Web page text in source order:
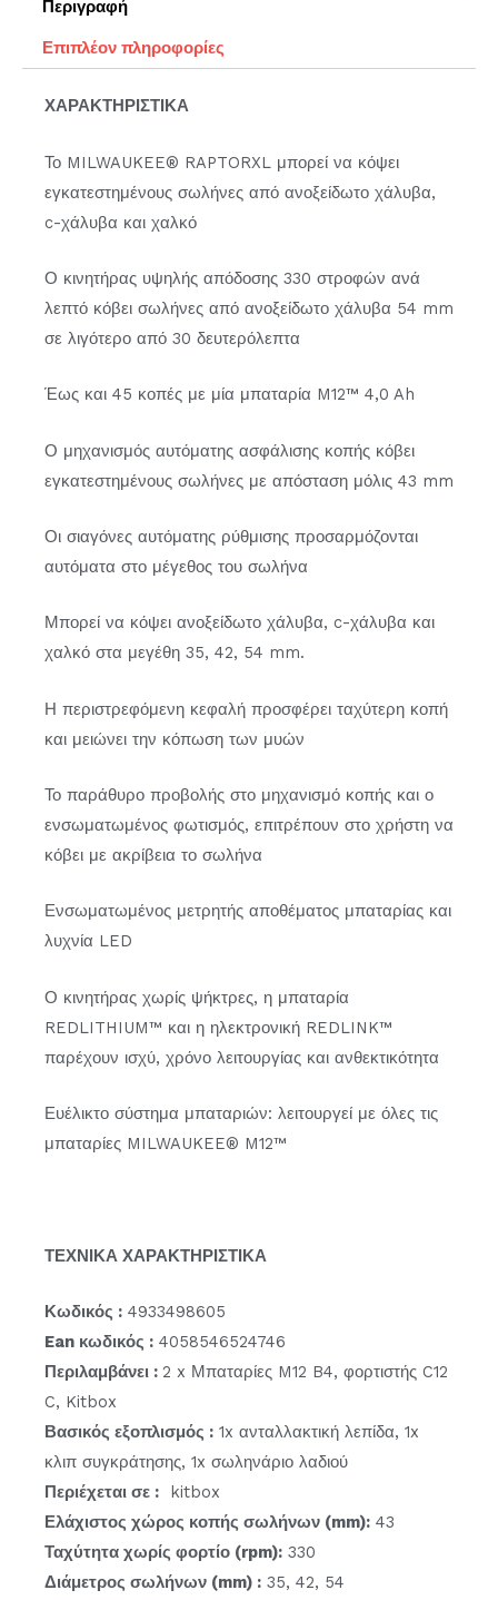
Περιγραφή
Επιπλέον πληροφορίες
ΧΑΡΑΚΤΗΡΙΣΤΙΚΑ
Το MILWAUKEE® RAPTORXL μπορεί να κόψει
εγκατεστημένους σωλήνες από ανοξείδωτο χάλυβα,
c-χάλυβα και χαλκό
Ο κινητήρας υψηλής απόδοσης 330 στροφών ανά
λεπτό κόβει σωλήνες από ανοξείδωτο χάλυβα 54 mm
σε λιγότερο από 30 δευτερόλεπτα
Έως και 45 κοπές με μία μπαταρία M12™ 4,0 Ah
Ο μηχανισμός αυτόματης ασφάλισης κοπής κόβει
εγκατεστημένους σωλήνες με απόσταση μόλις 43 mm
Οι σιαγόνες αυτόματης ρύθμισης προσαρμόζονται
αυτόματα στο μέγεθος του σωλήνα
Μπορεί να κόψει ανοξείδωτο χάλυβα, c-χάλυβα και
χαλκό στα μεγέθη 35, 42, 54 mm.
Η περιστρεφόμενη κεφαλή προσφέρει ταχύτερη κοπή
και μειώνει την κόπωση των μυών
Το παράθυρο προβολής στο μηχανισμό κοπής και ο
ενσωματωμένος φωτισμός, επιτρέπουν στο χρήστη να
κόβει με ακρίβεια το σωλήνα
Ενσωματωμένος μετρητής αποθέματος μπαταρίας και
λυχνία LED
Ο κινητήρας χωρίς ψήκτρες, η μπαταρία
REDLITHIUM™ και η ηλεκτρονική REDLINK™
παρέχουν ισχύ, χρόνο λειτουργίας και ανθεκτικότητα
Ευέλικτο σύστημα μπαταριών: λειτουργεί με όλες τις
μπαταρίες MILWAUKEE® M12™
ΤΕΧΝΙΚΑ ΧΑΡΑΚΤΗΡΙΣΤΙΚΑ
Κωδικός : 4933498605
Ean κωδικός : 4058546524746
Περιλαμβάνει : 2 x Μπαταρίες M12 B4, φορτιστής C12
C, Kitbox
Βασικός εξοπλισμός : 1x ανταλλακτική λεπίδα, 1x
κλιπ συγκράτησης, 1x σωληνάριο λαδιού
Περιέχεται σε : kitbox
Ελάχιστος χώρος κοπής σωλήνων (mm): 43
Ταχύτητα χωρίς φορτίο (rpm): 330
Διάμετρος σωλήνων (mm) : 35, 42, 54